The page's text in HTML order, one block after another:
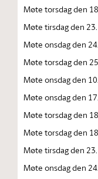
Møte torsdag den
Møte tirsdag den
Møte onsdag den
Møte torsdag den
Møte onsdag den
Møte onsdag den
Møte torsdag den
Møte torsdag den
Møte tirsdag den
Møte onsdag den